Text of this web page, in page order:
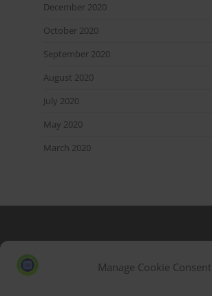
Manage Cookie Consent
December 2020
October 2020
September 2020
August 2020
July 2020
May 2020
March 2020